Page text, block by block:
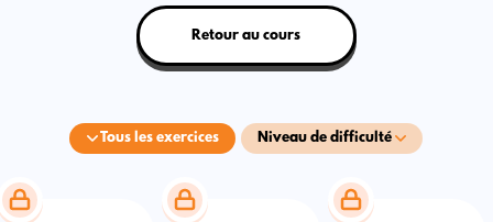
Tous les exercices Niveau de difficulté
Retour au cours